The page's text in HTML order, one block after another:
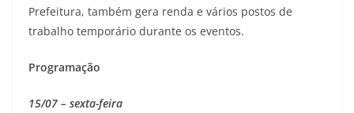
Prefeitura, também gera renda e vários postos de
trabalho temporário durante os eventos.
Programação
15/07 – sexta-feira